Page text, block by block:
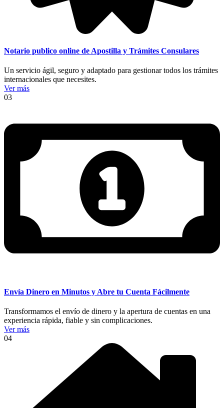
Notario publico online de Apostilla y Trámites Consulares
Un servicio ágil, seguro y adaptado para gestionar todos los trámites
internacionales que necesites.
Ver más
03
Envía Dinero en Minutos y Abre tu Cuenta Fácilmente
Transformamos el envío de dinero y la apertura de cuentas en una
experiencia rápida, fiable y sin complicaciones.
Ver más
04